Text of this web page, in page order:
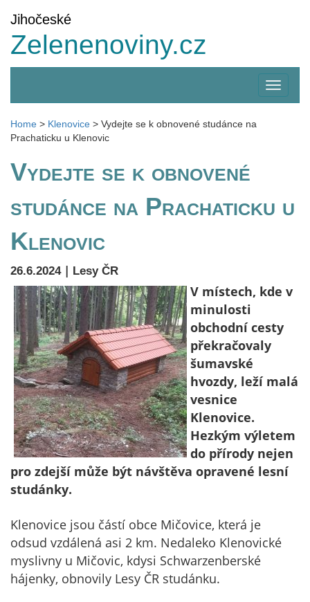
Jihočeské
Zelenenoviny.cz
menu
Home > Klenovice > Vydejte se k obnovené studánce na
Prachaticku u Klenovic
Vydejte se k obnovené
studánce na Prachaticku u
Klenovic
26.6.2024| Lesy ČR
V místech, kde v
minulosti
obchodní cesty
překračovaly
šumavské
hvozdy, leží malá
vesnice
Klenovice.
Hezkým výletem
do přírody nejen
pro zdejší může být návštěva opravené lesní
studánky.
Klenovice jsou částí obce Mičovice, která je
odsud vzdálená asi 2 km. Nedaleko Klenovické
myslivny u Mičovic, kdysi Schwarzenberské
hájenky, obnovily Lesy ČR studánku.